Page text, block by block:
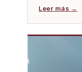
Leer más →